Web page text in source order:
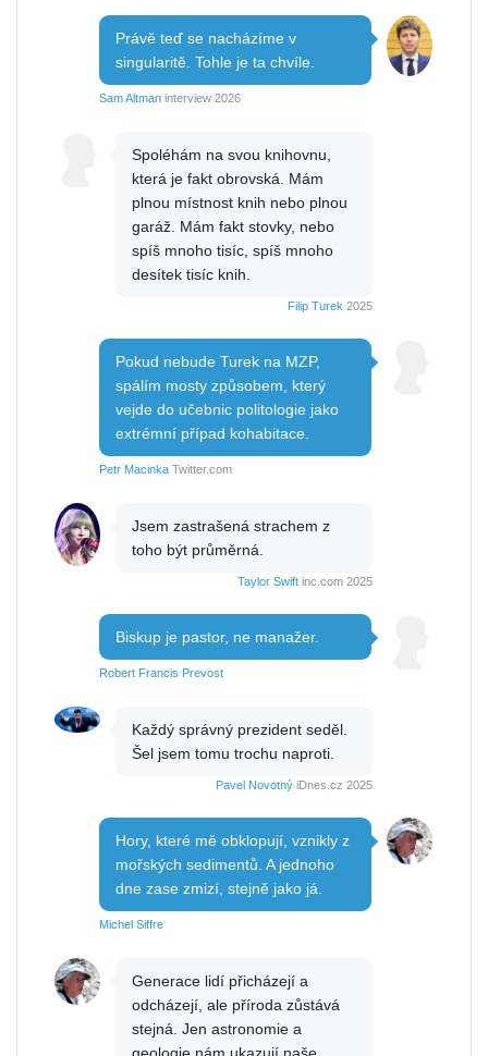
Právě teď se nacházíme v
singularitě. Tohle je ta chvíle.
Sam Altman interview 2026
Spoléhám na svou knihovnu,
která je fakt obrovská. Mám
plnou místnost knih nebo plnou
garáž. Mám fakt stovky, nebo
spíš mnoho tisíc, spíš mnoho
desítek tisíc knih.
Filip Turek 2025
Pokud nebude Turek na MZP,
spálím mosty způsobem, který
vejde do učebnic politologie jako
extrémní případ kohabitace.
Petr Macinka Twitter.com
Jsem zastrašená strachem z
toho být průměrná.
Taylor Swift inc.com 2025
Biskup je pastor, ne manažer.
Robert Francis Prevost
Každý správný prezident seděl.
Šel jsem tomu trochu naproti.
Pavel Novotný iDnes.cz 2025
Hory, které mě obklopují, vznikly z
mořských sedimentů. A jednoho
dne zase zmizí, stejně jako já.
Michel Siffre
Generace lidí přicházejí a
odcházejí, ale příroda zůstává
stejná. Jen astronomie a